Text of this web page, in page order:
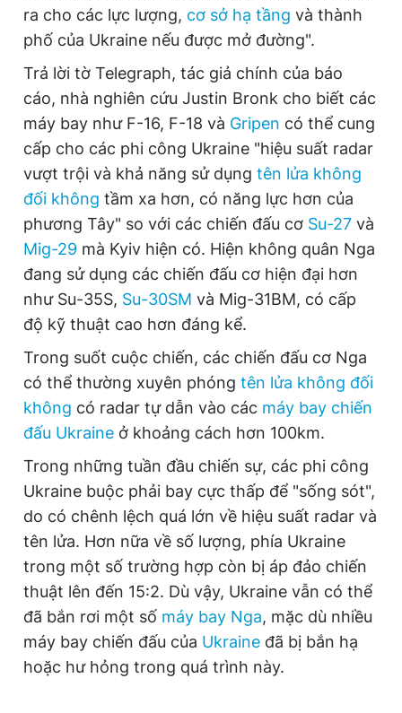
ra cho các lực lượng, cơ sở hạ tầng và thành
phố của Ukraine nếu được mở đường".
Trả lời tờ Telegraph, tác giả chính của báo
cáo, nhà nghiên cứu Justin Bronk cho biết các
máy bay như F-16, F-18 và Gripen có thể cung
cấp cho các phi công Ukraine "hiệu suất radar
vượt trội và khả năng sử dụng tên lửa không
đối không tầm xa hơn, có năng lực hơn của
phương Tây" so với các chiến đấu cơ Su-27 và
Mig-29 mà Kyiv hiện có. Hiện không quân Nga
đang sử dụng các chiến đấu cơ hiện đại hơn
như Su-35S, Su-30SM và Mig-31BM, có cấp
độ kỹ thuật cao hơn đáng kể.
Trong suốt cuộc chiến, các chiến đấu cơ Nga
có thể thường xuyên phóng tên lửa không đối
không có radar tự dẫn vào các máy bay chiến
đấu Ukraine ở khoảng cách hơn 100km.
Trong những tuần đầu chiến sự, các phi công
Ukraine buộc phải bay cực thấp để "sống sót",
do có chênh lệch quá lớn về hiệu suất radar và
tên lửa. Hơn nữa về số lượng, phía Ukraine
trong một số trường hợp còn bị áp đảo chiến
thuật lên đến 15:2. Dù vậy, Ukraine vẫn có thể
đã bắn rơi một số máy bay Nga, mặc dù nhiều
máy bay chiến đấu của Ukraine đã bị bắn hạ
hoặc hư hỏng trong quá trình này.